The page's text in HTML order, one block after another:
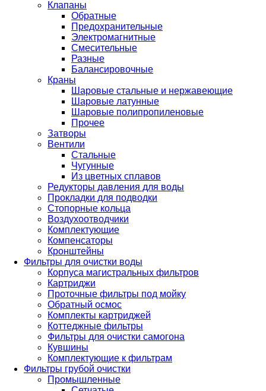
Клапаны
Обратные
Предохранительные
Электромагнитные
Смесительные
Разные
Балансировочные
Краны
Шаровые стальные и нержавеющие
Шаровые латунные
Шаровые полипропиленовые
Прочее
Затворы
Вентили
Стальные
Чугунные
Из цветных сплавов
Редукторы давления для воды
Прокладки для подводки
Стопорные кольца
Воздухоотводчики
Комплектующие
Компенсаторы
Кронштейны
Фильтры для очистки воды
Корпуса магистральных фильтров
Картриджи
Проточные фильтры под мойку
Обратный осмос
Комплекты картриджей
Коттеджные фильтры
Фильтры для очистки самогона
Кувшины
Комплектующие к фильтрам
Фильтры грубой очистки
Промышленные